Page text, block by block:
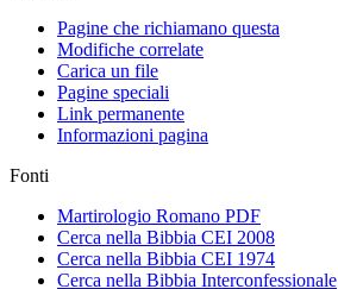
Pagine che richiamano questa
Modifiche correlate
Carica un file
Pagine speciali
Link permanente
Informazioni pagina
Fonti
Martirologio Romano PDF
Cerca nella Bibbia CEI 2008
Cerca nella Bibbia CEI 1974
Cerca nella Bibbia Interconfessionale